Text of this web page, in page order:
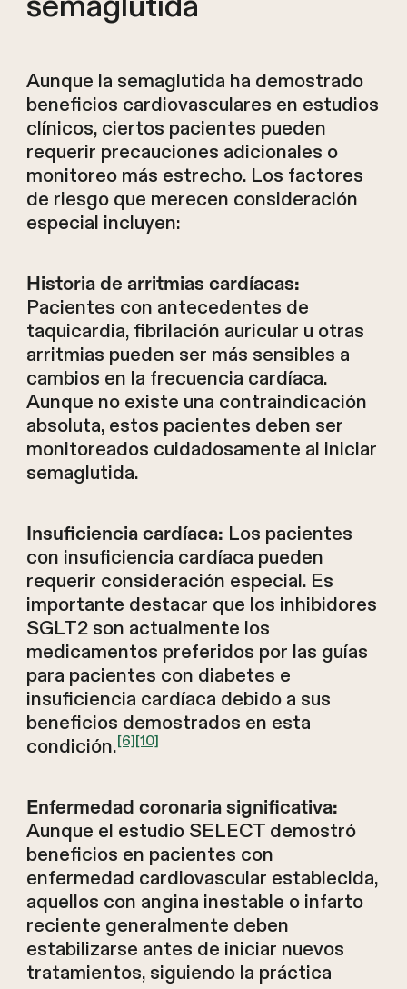
Aunque la semaglutida ha demostrado
beneficios cardiovasculares en estudios
clínicos, ciertos pacientes pueden
requerir precauciones adicionales o
monitoreo más estrecho. Los factores
de riesgo que merecen consideración
especial incluyen:
Historia de arritmias cardíacas:
Pacientes con antecedentes de
taquicardia, fibrilación auricular u otras
arritmias pueden ser más sensibles a
cambios en la frecuencia cardíaca.
Aunque no existe una contraindicación
absoluta, estos pacientes deben ser
monitoreados cuidadosamente al iniciar
semaglutida.
Insuficiencia cardíaca: Los pacientes
con insuficiencia cardíaca pueden
requerir consideración especial. Es
importante destacar que los inhibidores
SGLT2 son actualmente los
medicamentos preferidos por las guías
para pacientes con diabetes e
insuficiencia cardíaca debido a sus
beneficios demostrados en esta
condición.[6][10]
Enfermedad coronaria significativa:
Aunque el estudio SELECT demostró
beneficios en pacientes con
enfermedad cardiovascular establecida,
aquellos con angina inestable o infarto
reciente generalmente deben
estabilizarse antes de iniciar nuevos
tratamientos, siguiendo la práctica